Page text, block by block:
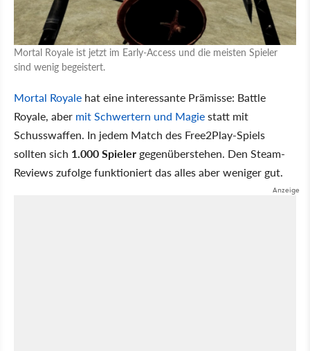
Mortal Royale ist jetzt im Early-Access und die meisten Spieler
sind wenig begeistert.
Mortal Royale hat eine interessante Prämisse: Battle
Royale, aber mit Schwertern und Magiestatt mit
Schusswaffen. In jedem Match des Free2Play-Spiels
sollten sich 1.000 Spieler gegenüberstehen. Den Steam-
Reviews zufolge funktioniert das alles aber weniger gut.